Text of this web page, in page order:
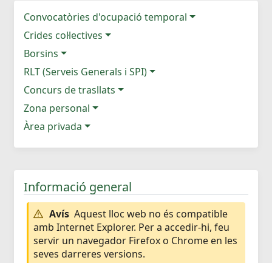
Convocatòries d'ocupació temporal
Crides col·lectives
Borsins
RLT (Serveis Generals i SPI)
Concurs de trasllats
Zona personal
Àrea privada
Informació general
Avís Aquest lloc web no és compatible
amb Internet Explorer. Per a accedir-hi, feu
servir un navegador Firefox o Chrome en les
seves darreres versions.